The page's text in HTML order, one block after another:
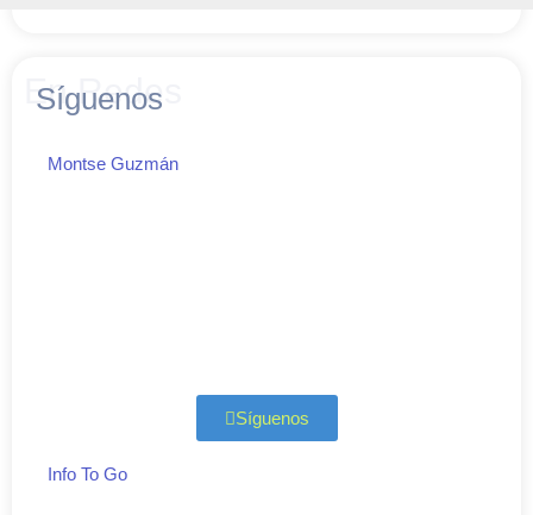
En Redes
Síguenos
Montse Guzmán
Síguenos
Info To Go